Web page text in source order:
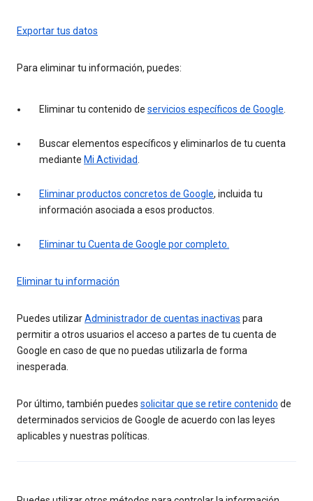
Exportar tus datos
Para eliminar tu información, puedes:
Eliminar tu contenido de servicios específicos de Google
Buscar elementos específicos y eliminarlos de tu cuenta
mediante Mi Actividad
Eliminar productos concretos de Google, incluida tu
información asociada a esos productos.
Eliminar tu Cuenta de Google por completo.
Eliminar tu información
Puedes utilizarAdministrador de cuentas inactivas para
permitir a otros usuarios el acceso a partes de tu cuenta de
Google en caso de que no puedas utilizarla de forma
inesperada.
Por último, también puedes solicitar que se retire contenido de
determinados servicios de Google de acuerdo con las leyes
aplicables y nuestras políticas.